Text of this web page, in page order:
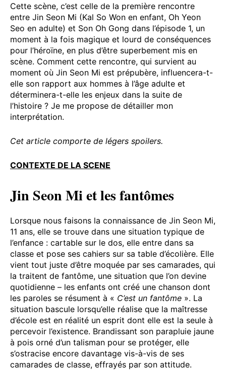
Cette scène, c’est celle de la première rencontre
entre Jin Seon Mi (Kal So Won en enfant, Oh Yeon
Seo en adulte) et Son Oh Gong dans l’épisode 1, un
moment à la fois magique et lourd de conséquences
pour l’héroïne, en plus d’être superbement mis en
scène. Comment cette rencontre, qui survient au
moment où Jin Seon Mi est prépubère, influencera-t-
elle son rapport aux hommes à l’âge adulte et
déterminera-t-elle les enjeux dans la suite de
l’histoire ? Je me propose de détailler mon
interprétation.
Cet article comporte de légers spoilers.
CONTEXTE DE LA SCENE
Jin Seon Mi et les fantômes
Lorsque nous faisons la connaissance de Jin Seon Mi,
11 ans, elle se trouve dans une situation typique de
l’enfance : cartable sur le dos, elle entre dans sa
classe et pose ses cahiers sur sa table d’écolière. Elle
vient tout juste d’être moquée par ses camarades, qui
la traitent de fantôme, une situation que l’on devine
quotidienne – les enfants ont créé une chanson dont
les paroles se résument à « C’est un fantôme ». La
situation bascule lorsqu’elle réalise que la maîtresse
d’école est en réalité un esprit dont elle est la seule à
percevoir l’existence. Brandissant son parapluie jaune
à pois orné d’un talisman pour se protéger, elle
s’ostracise encore davantage vis-à-vis de ses
camarades de classe, effrayés par son attitude.